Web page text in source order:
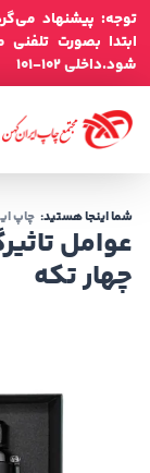
توجه: پیشنهاد
ابتدا بصورت
شود.داخلی 102-101
عوامل
چهار تکه
شما اینجا هستید: چاپ